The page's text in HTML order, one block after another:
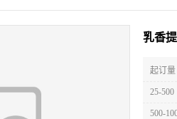
乳香
起订
25-500
500-